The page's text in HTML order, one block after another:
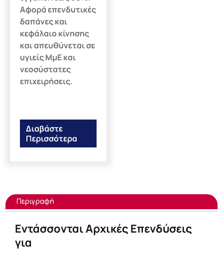
Αφορά επενδυτικές
δαπάνες και
κεφάλαιο κίνησης
και απευθύνεται σε
υγιείς ΜμΕ και
νεοσύστατες
επιχειρήσεις.
Διαβάστε
Περισσότερα
Περιγραφή
Εντάσσονται Αρχικές Επενδύσεις
για